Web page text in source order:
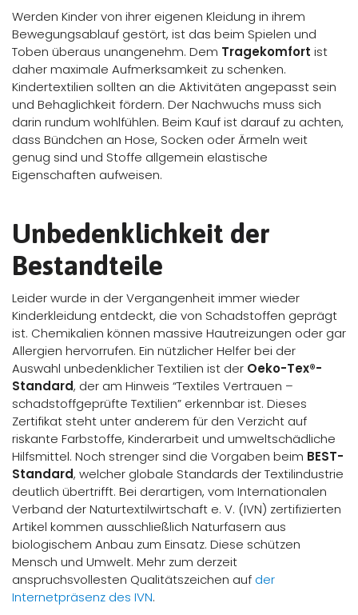
Werden Kinder von ihrer eigenen Kleidung in ihrem
Bewegungsablauf gestört, ist das beim Spielen und
Toben überaus unangenehm. Dem Tragekomfort ist
daher maximale Aufmerksamkeit zu schenken.
Kindertextilien sollten an die Aktivitäten angepasst sein
und Behaglichkeit fördern. Der Nachwuchs muss sich
darin rundum wohlfühlen. Beim Kauf ist darauf zu achten,
dass Bündchen an Hose, Socken oder Ärmeln weit
genug sind und Stoffe allgemein elastische
Eigenschaften aufweisen.
Unbedenklichkeit der
Bestandteile
Leider wurde in der Vergangenheit immer wieder
Kinderkleidung entdeckt, die von Schadstoffen geprägt
ist. Chemikalien können massive Hautreizungen oder gar
Allergien hervorrufen. Ein nützlicher Helfer bei der
Auswahl unbedenklicher Textilien ist der Oeko-Tex®-
Standard, der am Hinweis “Textiles Vertrauen –
schadstoffgeprüfte Textilien” erkennbar ist. Dieses
Zertifikat steht unter anderem für den Verzicht auf
riskante Farbstoffe, Kinderarbeit und umweltschädliche
Hilfsmittel. Noch strenger sind die Vorgaben beim BEST-
Standard, welcher globale Standards der Textilindustrie
deutlich übertrifft. Bei derartigen, vom Internationalen
Verband der Naturtextilwirtschaft e. V. (IVN) zertifizierten
Artikel kommen ausschließlich Naturfasern aus
biologischem Anbau zum Einsatz. Diese schützen
Mensch und Umwelt. Mehr zum derzeit
anspruchsvollesten Qualitätszeichen auf der
Internetpräsenz des IVN.